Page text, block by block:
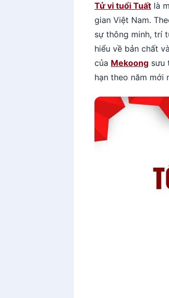
Tử vi tuổi Tuất là
gian Việt Nam.
sự thông minh, trí
hiểu về bản chất
của Mekoong sưu
hạn theo năm mới